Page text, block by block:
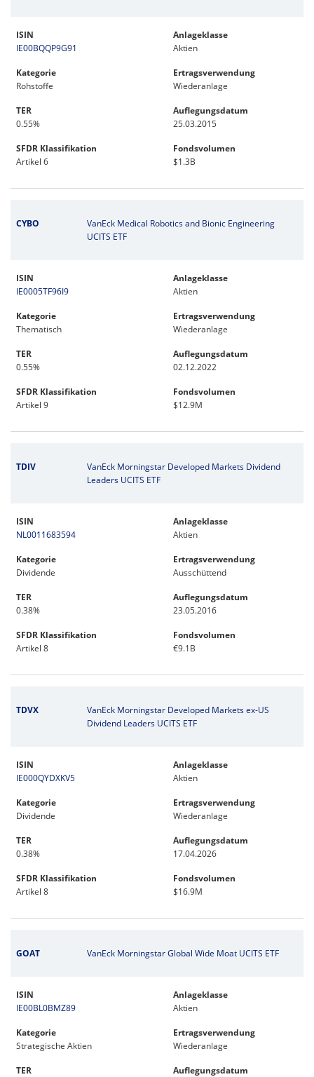
ISIN
IE00BQQP9G91
Anlageklasse
Aktien
Kategorie
Rohstoffe
Ertragsverwendung
Wiederanlage
TER
0.55%
Auflegungsdatum
25.03.2015
SFDR Klassifikation
Artikel 6
Fondsvolumen
$1.3B
CYBO
VanEck Medical Robotics and Bionic Engineering
UCITS ETF
ISIN
IE0005TF96I9
Anlageklasse
Aktien
Kategorie
Thematisch
Ertragsverwendung
Wiederanlage
TER
0.55%
Auflegungsdatum
02.12.2022
SFDR Klassifikation
Artikel 9
Fondsvolumen
$12.9M
TDIV
VanEck Morningstar Developed Markets Dividend
Leaders UCITS ETF
ISIN
NL0011683594
Anlageklasse
Aktien
Kategorie
Dividende
Ertragsverwendung
Ausschüttend
TER
0.38%
Auflegungsdatum
23.05.2016
SFDR Klassifikation
Artikel 8
Fondsvolumen
€9.1B
TDVX
VanEck Morningstar Developed Markets ex-US
Dividend Leaders UCITS ETF
ISIN
IE000QYDXKV5
Anlageklasse
Aktien
Kategorie
Dividende
Ertragsverwendung
Wiederanlage
TER
0.38%
Auflegungsdatum
17.04.2026
SFDR Klassifikation
Artikel 8
Fondsvolumen
$16.9M
GOAT VanEck Morningstar Global Wide Moat UCITS ETF
ISIN
IE00BL0BMZ89
Anlageklasse
Aktien
Kategorie
Strategische Aktien
Ertragsverwendung
Wiederanlage
TER Auflegungsdatum